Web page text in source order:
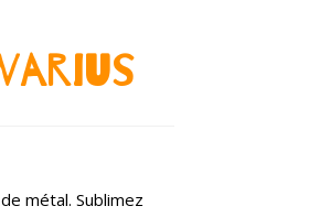
métal. Sublimez